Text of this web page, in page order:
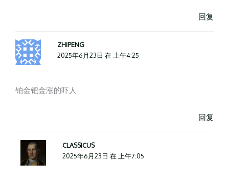
回复
ZHIPENG
2025年6月23日 在 上午4:25
铂金钯金涨的吓人
回复
CLASSICUS
2025年6月23日 在 上午7:05